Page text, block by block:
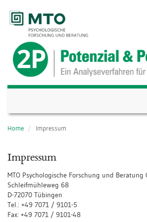
Home Impressum
Impressum
MTO Psychologische Forschung und Beratung
Schleifmühleweg 68
D-72070 Tübingen
Tel.: +49 7071 / 9101-5
Fax: +49 7071 / 9101-48